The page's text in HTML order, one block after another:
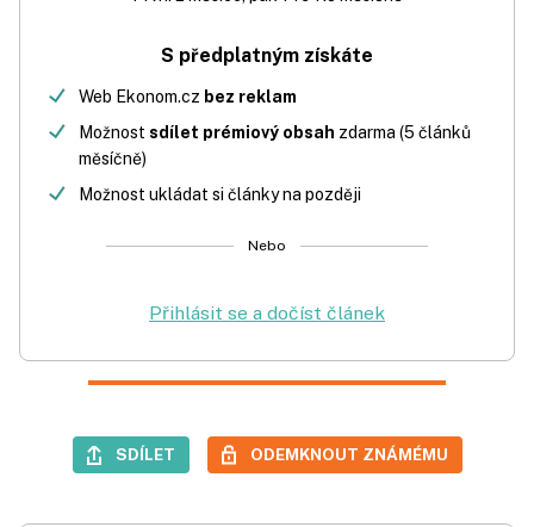
S předplatným získáte
Web Ekonom.cz bez reklam
Možnost sdílet prémiový obsah zdarma (5 článků
měsíčně)
Možnost ukládat si články na později
Nebo
Přihlásit se a dočíst článek
SDÍLET ODEMKNOUT ZNÁMÉMU